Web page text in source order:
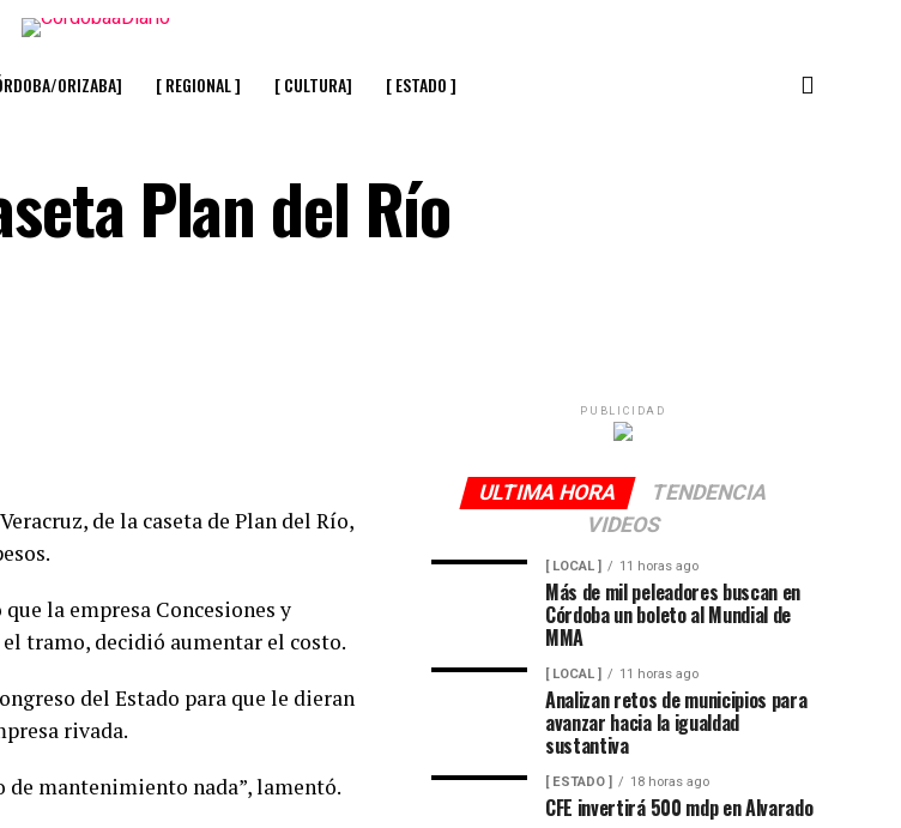
ORIZABA] [ REGIONAL ] [ CULTURA] [ ESTADO ]
Plan del Río
de la caseta de Plan del Río,
la empresa Concesiones y
el tramo, decidió aumentar el costo.
del Estado para que le dieran
rivada.
de mantenimiento nada”, lamentó.
PUBLICIDAD
ULTIMA HORA
TENDENCIA
VIDEOS
[ LOCAL ] 11 horas ago
Más de mil peleadores buscan en
Córdoba un boleto al Mundial de
MMA
[ LOCAL ] 11 horas ago
Analizan retos de municipios para
avanzar hacia la igualdad
sustantiva
[ ESTADO ] 18 horas ago
CFE invertirá 500 mdp en Alvarado